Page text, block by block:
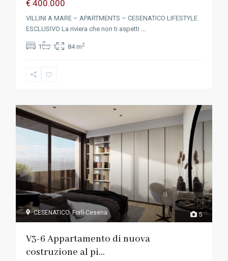
€ 400.000
VILLINI A MARE – APARTMENTS – CESENATICO LIFESTYLE
ESCLUSIVO La riviera che non ti aspetti ...
1 1 84 m2
5
CESENATICO Forlì-Cesena
V3-6 Appartamento di nuova
costruzione al pi...